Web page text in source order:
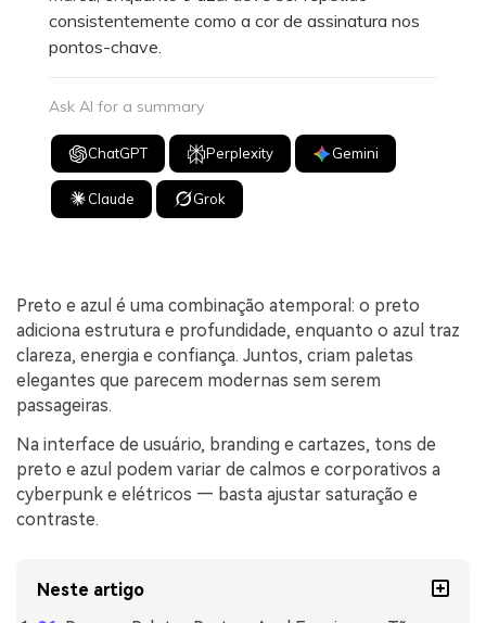
consistentemente como a cor de assinatura nos
pontos-chave.
Ask AI for a summary
ChatGPT Perplexity Gemini
Claude Grok
Preto e azul é uma combinação atemporal: o preto
adiciona estrutura e profundidade, enquanto o azul traz
clareza, energia e confiança. Juntos, criam paletas
elegantes que parecem modernas sem serem
passageiras.
Na interface de usuário, branding e cartazes, tons de
preto e azul podem variar de calmos e corporativos a
cyberpunk e elétricos — basta ajustar saturação e
contraste.
Neste artigo